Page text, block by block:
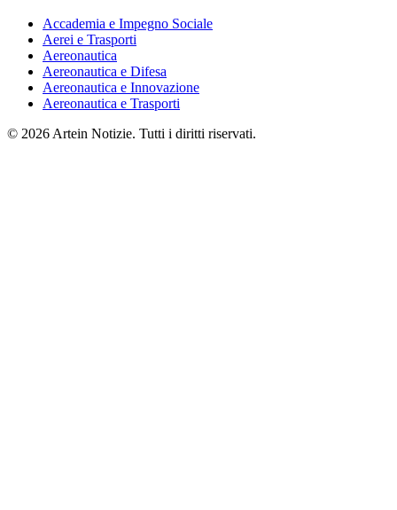
Accademia e Impegno Sociale
Aerei e Trasporti
Aereonautica
Aereonautica e Difesa
Aereonautica e Innovazione
Aereonautica e Trasporti
© 2026 Artein Notizie. Tutti i diritti riservati.